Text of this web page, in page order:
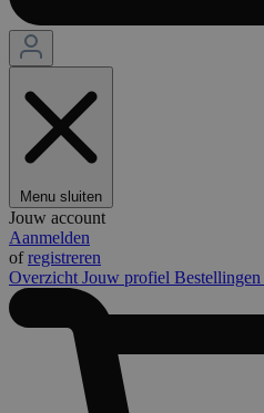
Menu sluiten
Jouw account
Aanmelden
ofregistreren
Overzicht Jouw profiel Bestellingen